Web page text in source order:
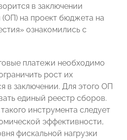
в заключении
на проект бюджета на
ознакомились с
платежи необходимо
рост их
в заключении. Для этого ОП
единый реестр сборов.
инструмента следует
эффективности,
фискальной нагрузки